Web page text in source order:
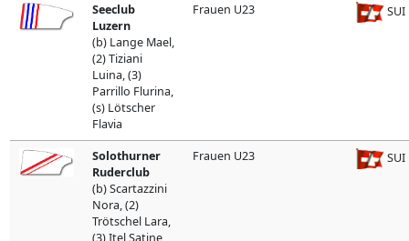
Seeclub
Luzern
(b) Lange Mael,
(2) Tiziani
Luina, (3)
Parrillo Flurina,
(s) Lötscher
Flavia
Frauen U23 SUI
Solothurner
Ruderclub
(b) Scartazzini
Nora, (2)
Trötschel Lara,
(3) Itel Satine,
Frauen U23 SUI